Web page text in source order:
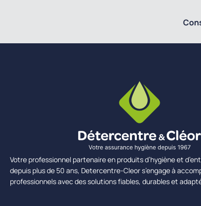
Votre professionnel partenaire en produits d’hygiène et
depuis plus de 50 ans, Detercentre-Cleor s’engage à
professionnels avec des solutions fiables, durables et